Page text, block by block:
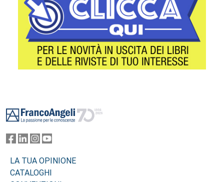
LA TUA OPINIONE
CATALOGHI